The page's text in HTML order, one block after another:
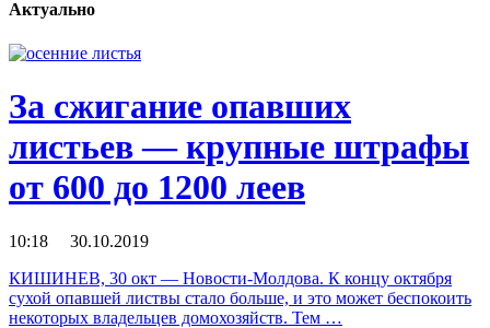
Актуально
За сжигание опавших
листьев — крупные штрафы
от 600 до 1200 леев
10:18 30.10.2019
КИШИНЕВ, 30 окт — Новости-Молдова. К концу октября
сухой опавшей листвы стало больше, и это может беспокоить
некоторых владельцев домохозяйств. Тем …